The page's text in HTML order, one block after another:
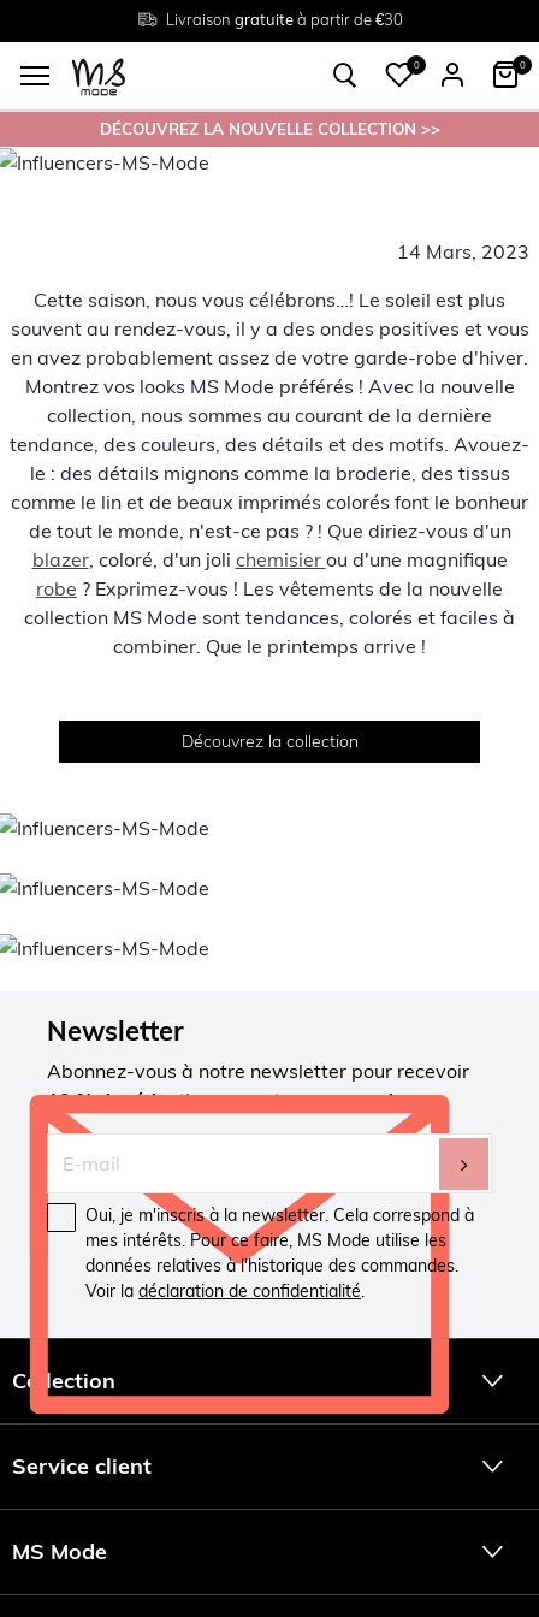
Livraison gratuiteà partir de €30
Tailles du38 au 54
Retourgratuit en magasin
0 0
DÉCOUVREZ LA NOUVELLE COLLECTION >>
14 Mars, 2023
Cette saison, nous vous célébrons…! Le soleil est plus
souvent au rendez-vous, il y a des ondes positives et vous
en avez probablement assez de votre garde-robe d'hiver.
Montrez vos looks MS Mode préférés ! Avec la nouvelle
collection, nous sommes au courant de la dernière
tendance, des couleurs, des détails et des motifs. Avouez-
le : des détails mignons comme la broderie, des tissus
comme le lin et de beaux imprimés colorés font le bonheur
de tout le monde, n'est-ce pas ? ! Que diriez-vous d'un
blazer, coloré, d'un joli chemisier ou d'une magnifique
robe ? Exprimez-vous ! Les vêtements de la nouvelle
collection MS Mode sont tendances, colorés et faciles à
combiner. Que le printemps arrive !
Découvrez la collection
Newsletter
Abonnez-vous à notre newsletter pour recevoir
10 % de réduction sur votre commande
Oui, je m'inscris à la newsletter. Cela correspond à
mes intérêts. Pour ce faire, MS Mode utilise les
données relatives à l'historique des commandes.
Voir la déclaration de confidentialité.
Collection
Service client
MS Mode